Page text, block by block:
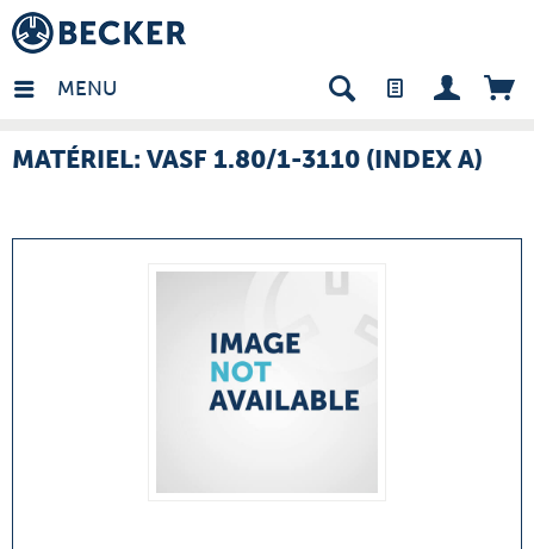
MENU
- FR
MATÉRIEL: VASF 1.80/1-3110 (INDEX A)